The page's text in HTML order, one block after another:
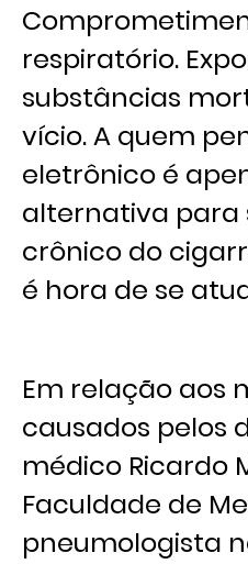
respiratório.
substâncias
vício. A quem
eletrônico é
alternativa para
crônico do
é hora de se
Em relação aos
causados pelos
médico Ricardo
Faculdade de
pneumologista